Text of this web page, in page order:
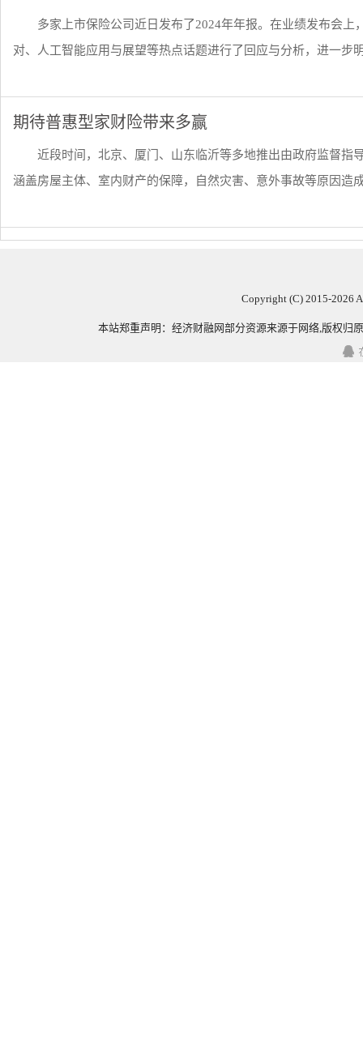
多家上市保险公司近日发布了2024年年报。在业绩发布会
对、人工智能应用与展望等热点话题进行了回应与分析，进一步
期待普惠型家财险带来多赢
近段时间，北京、厦门、山东临沂等多地推出由政府监督指
涵盖房屋主体、室内财产的保障，自然灾害、意外事故等原因造
Copyright (C) 2015-2026
本站郑重声明： 经济财融网部分资源来源于网络,版权归